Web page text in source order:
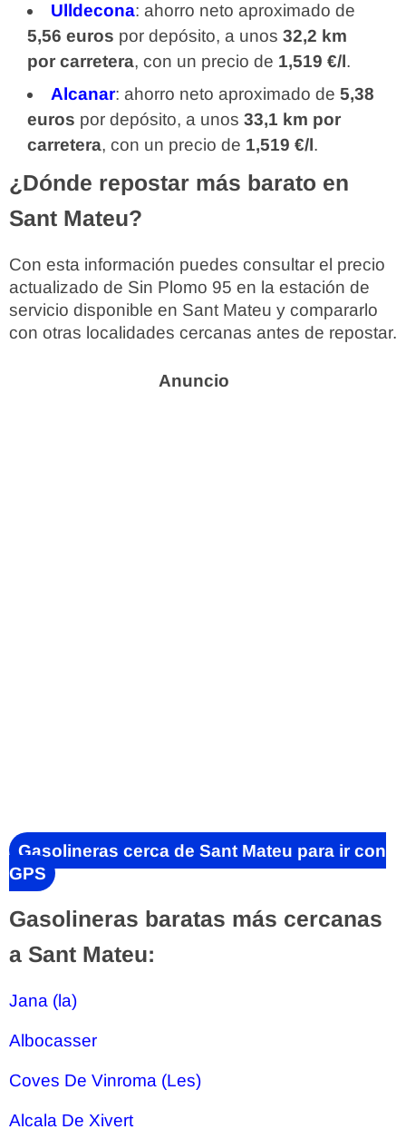
Ulldecona: ahorro neto aproximado de
5,56 euros por depósito, a unos 32,2 km
por carretera, con un precio de 1,519 €/l.
Alcanar: ahorro neto aproximado de 5,38
euros por depósito, a unos 33,1 km por
carretera, con un precio de 1,519 €/l.
¿Dónde repostar más barato en
Sant Mateu?
Con esta información puedes consultar el precio
actualizado de Sin Plomo 95 en la estación de
servicio disponible en Sant Mateu y compararlo
con otras localidades cercanas antes de repostar.
Gasolineras cerca de Sant Mateu para ir con
GPS
Gasolineras baratas más cercanas
a Sant Mateu:
Jana (la)
Albocasser
Coves De Vinroma (Les)
Alcala De Xivert